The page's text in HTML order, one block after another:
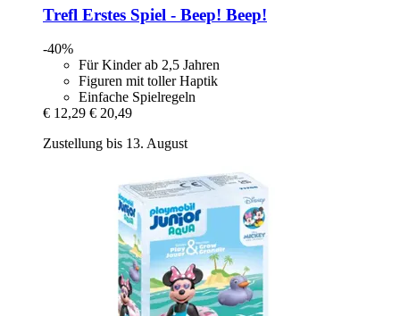
Trefl Erstes Spiel -​ Beep! Beep!
-40%
Für Kinder ab 2,5 Jahren
Figuren mit toller Haptik
Einfache Spielregeln
€ 12,29 € 20,49
Zustellung bis 13. August